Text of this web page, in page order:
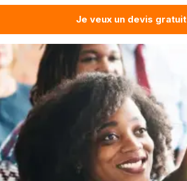
Je veux un devis gratuit